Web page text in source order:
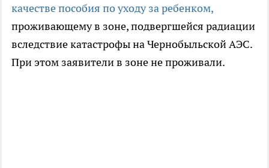
качестве пособия по уходу за ребенком,
проживающему в зоне, подвергшейся радиации
вследствие катастрофы на Чернобыльской АЭС.
При этом заявители в зоне не проживали.